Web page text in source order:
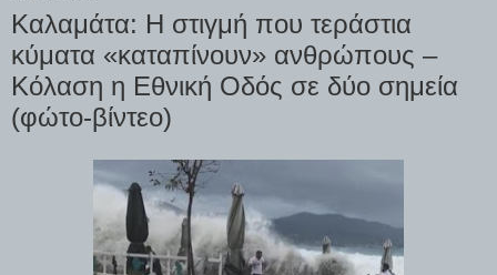
Καλαμάτα: Η στιγμή που τεράστια
κύματα «καταπίνουν» ανθρώπους –
Κόλαση η Εθνική Οδός σε δύο σημεία
(φώτο-βίντεο)